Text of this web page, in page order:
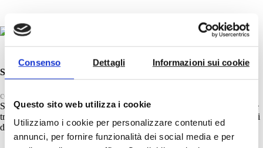
Consenso Dettagli Informazioni sui cookie
Questo sito web utilizza i cookie
Utilizziamo i cookie per personalizzare contenuti ed
annunci, per fornire funzionalità dei social media e per
SABBIA
cod. 59
Soffice e avvolgente come la sabbia delle dune. Un tono che trasmette
tranquillità, trasformando il bagno in uno spazio accogliente dove ogni
dettaglio è in naturale armonia.